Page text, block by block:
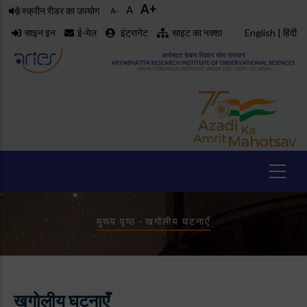
Skip
content
स्क्रीन रीडर का उपयोग A- A A+
साइन इन ई-मेल इंट्रानेट साइट का नक्शा English | हिंदी
Breadcrumb
मुख्य पृष्ठ - खगोलीय घटनाएँ
खगोलीय घटनाएँ